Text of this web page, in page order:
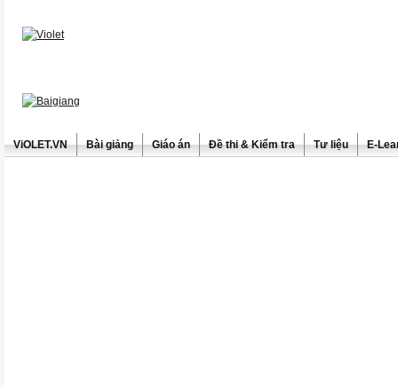
ViOLET.VN Bài giảng Giáo án Đề thi & Kiểm tra Tư liệu E-